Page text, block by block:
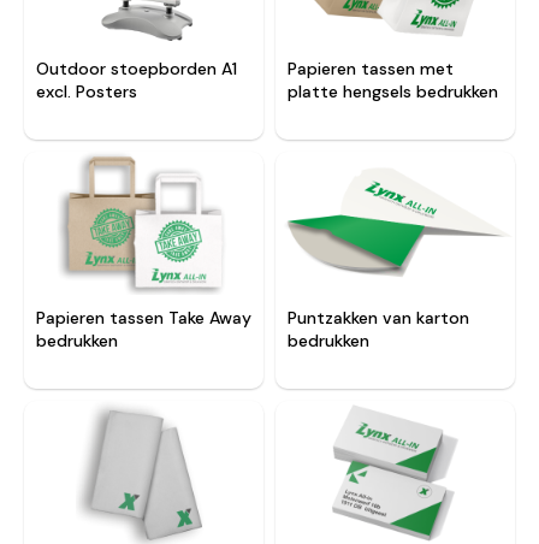
Outdoor stoepborden A1
excl. Posters
Papieren tassen met
platte hengsels bedrukken
Papieren tassen Take Away
bedrukken
Puntzakken van karton
bedrukken